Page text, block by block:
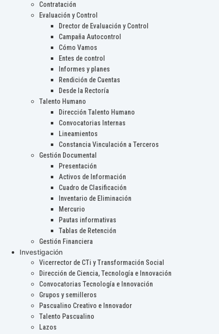
Contratación
Evaluación y Control
Drector de Evaluación y Control
Campaña Autocontrol
Cómo Vamos
Entes de control
Informes y planes
Rendición de Cuentas
Desde la Rectoría
Talento Humano
Dirección Talento Humano
Convocatorias Internas
Lineamientos
Constancia Vinculación a Terceros
Gestión Documental
Presentación
Activos de Información
Cuadro de Clasificación
Inventario de Eliminación
Mercurio
Pautas informativas
Tablas de Retención
Gestión Financiera
Investigación
Vicerrector de CTi y Transformación Social
Dirección de Ciencia, Tecnología e Innovación
Convocatorias Tecnología e Innovación
Grupos y semilleros
Pascualino Creativo e Innovador
Talento Pascualino
Lazos